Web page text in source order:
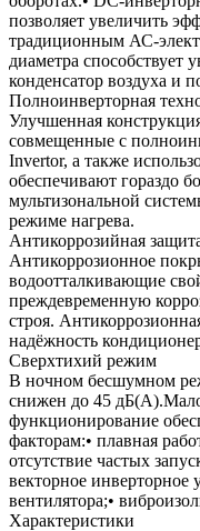
позволяет увеличить
традиционным АС-
диаметра способствует
конденсатор воздуха и
Полноинверторная
Улучшенная
совмещенные с
Invertor, а также
обеспечивают гораздо
мультизональной
режиме нагрева.
Антикоррозийная
Антикоррозионное
водоотталкивающие
преждевременную
строя.
надёжность
Сверхтихий режим
В ночном бесшумном
снижен до 45
функционирование
факторам:• плавная
отсутствие частых
векторное инверторное
вентилятора;•
Характеристики